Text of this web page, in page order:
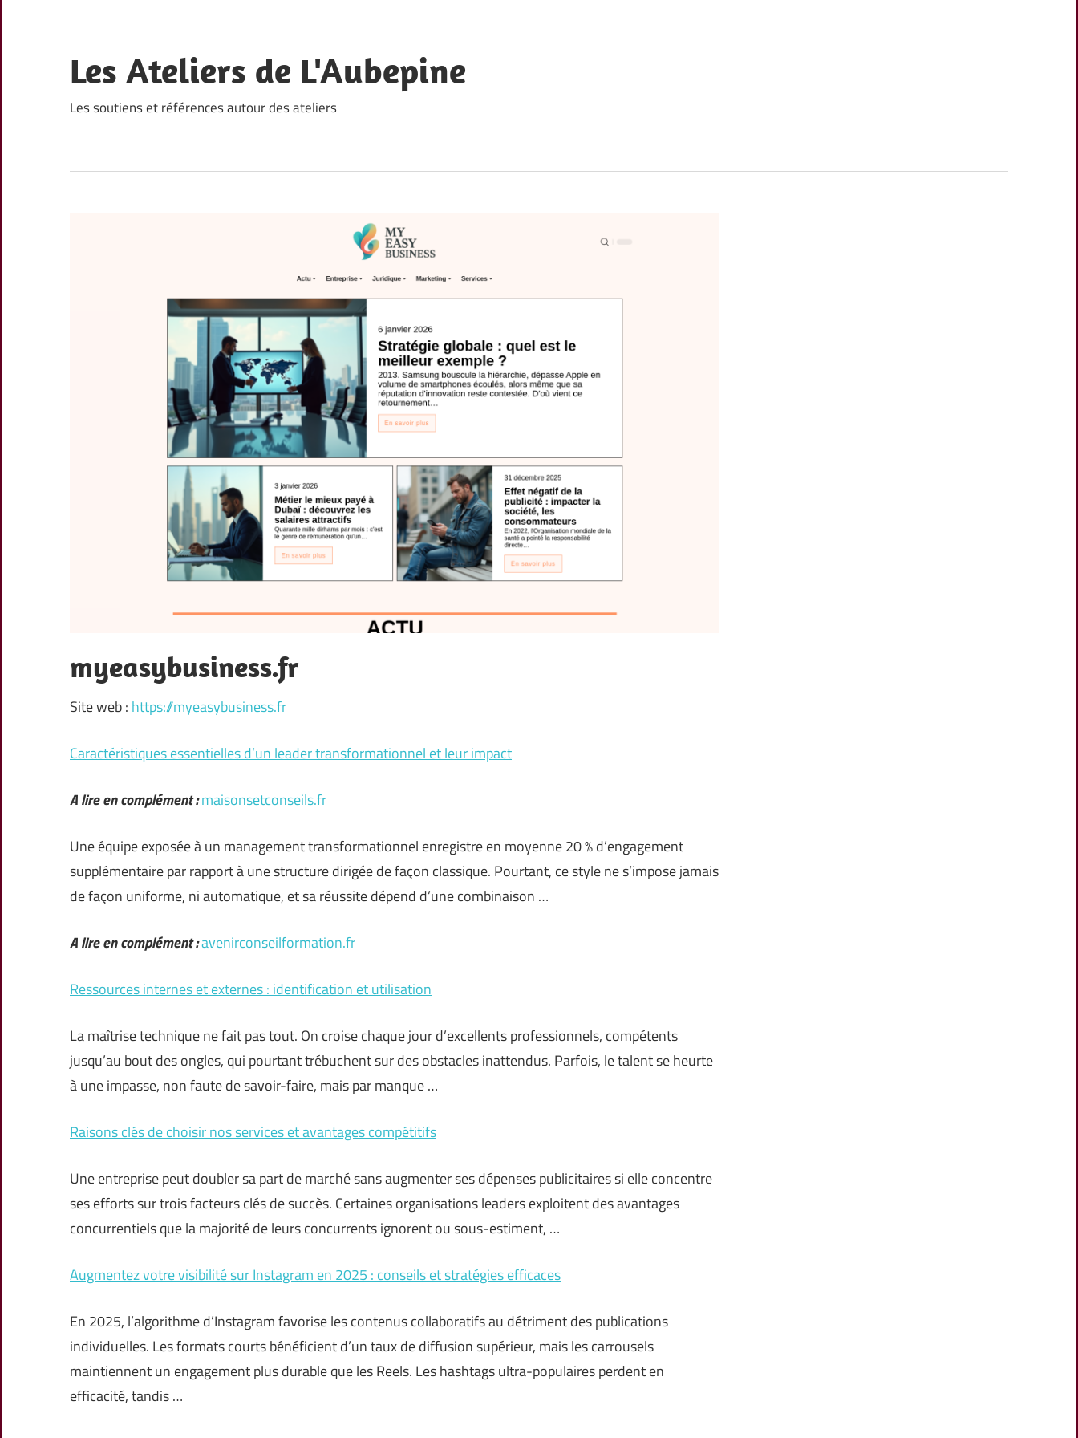
content
Les Ateliers de L'Aubepine
Les soutiens et références autour des ateliers
myeasybusiness.fr
Site web : https://myeasybusiness.fr
Caractéristiques essentielles d’un leader transformationnel et leur impact
A lire en complément :maisonsetconseils.fr
Une équipe exposée à un management transformationnel enregistre en moyenne 20 % d’engagement
supplémentaire par rapport à une structure dirigée de façon classique. Pourtant, ce style ne s’impose jamais
de façon uniforme, ni automatique, et sa réussite dépend d’une combinaison …
A lire en complément :avenirconseilformation.fr
Ressources internes et externes : identification et utilisation
La maîtrise technique ne fait pas tout. On croise chaque jour d’excellents professionnels, compétents
jusqu’au bout des ongles, qui pourtant trébuchent sur des obstacles inattendus. Parfois, le talent se heurte
à une impasse, non faute de savoir-faire, mais par manque …
Raisons clés de choisir nos services et avantages compétitifs
Une entreprise peut doubler sa part de marché sans augmenter ses dépenses publicitaires si elle concentre
ses efforts sur trois facteurs clés de succès. Certaines organisations leaders exploitent des avantages
concurrentiels que la majorité de leurs concurrents ignorent ou sous-estiment, …
Augmentez votre visibilité sur Instagram en 2025 : conseils et stratégies efficaces
En 2025, l’algorithme d’Instagram favorise les contenus collaboratifs au détriment des publications
individuelles. Les formats courts bénéficient d’un taux de diffusion supérieur, mais les carrousels
maintiennent un engagement plus durable que les Reels. Les hashtags ultra-populaires perdent en
efficacité, tandis …